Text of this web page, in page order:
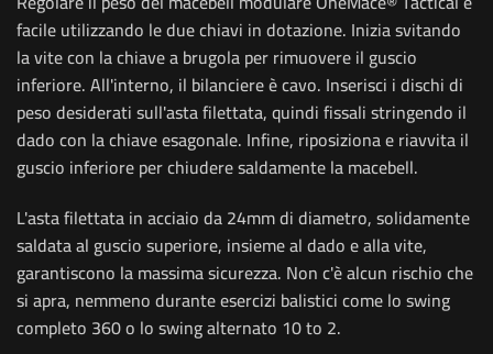
facile utilizzando le due chiavi in dotazione. Inizia svitando
la vite con la chiave a brugola per rimuovere il guscio
inferiore. All'interno, il bilanciere è cavo. Inserisci i dischi di
peso desiderati sull'asta filettata, quindi fissali stringendo il
dado con la chiave esagonale. Infine, riposiziona e riavvita il
guscio inferiore per chiudere saldamente la macebell.
L'asta filettata in acciaio da 24mm di diametro, solidamente
saldata al guscio superiore, insieme al dado e alla vite,
garantiscono la massima sicurezza. Non c'è alcun rischio che
si apra, nemmeno durante esercizi balistici come lo swing
completo 360 o lo swing alternato 10 to 2.